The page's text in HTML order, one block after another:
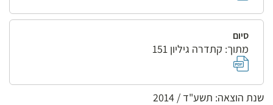
סיום
מתוך: קתדרה גיליון 151
שנת הוצאה: תשע"ד / 2014